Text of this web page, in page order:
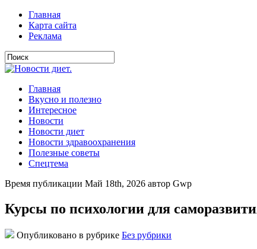
Главная
Карта сайта
Реклама
Главная
Вкусно и полезно
Интересное
Новости
Новости диет
Новости здравоохранения
Полезные советы
Спецтема
Время публикации Май 18th, 2026 автор Gwp
Курсы по психологии для
Опубликовано в рубрике Без рубрики